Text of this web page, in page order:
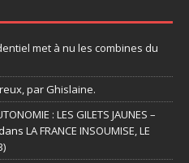
met à nu les combines du
par Ghislaine.
: LES GILETS JAUNES –
dans LA FRANCE INSOUMISE, LE